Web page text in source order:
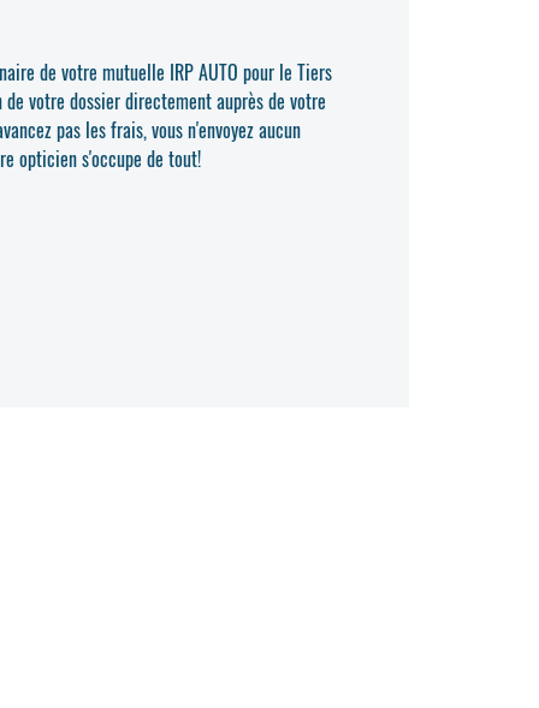
de votre mutuelle IRP AUTO pour le Tiers
votre dossier directement auprès de votre
pas les frais, vous n'envoyez aucun
opticien s'occupe de tout!